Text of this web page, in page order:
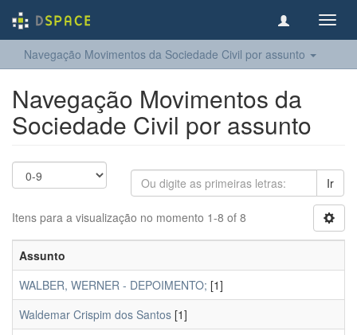
Navegação Movimentos da Sociedade Civil por assunto
Navegação Movimentos da
Sociedade Civil por assunto
Ir
Itens para a visualização no momento 1-8 of 8
Assunto
WALBER, WERNER - DEPOIMENTO; [1]
Waldemar Crispim dos Santos [1]